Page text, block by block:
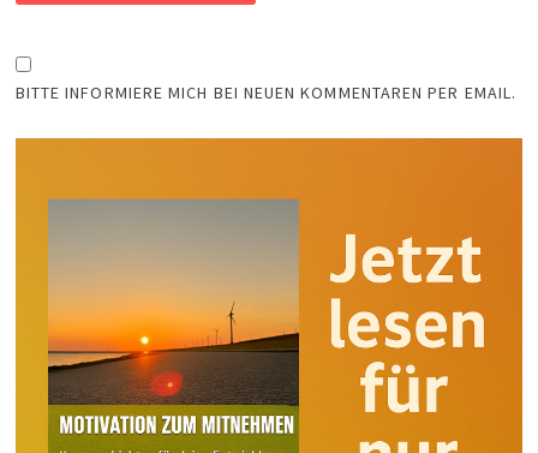
BITTE INFORMIERE MICH BEI NEUEN KOMMENTAREN PER EMAIL.